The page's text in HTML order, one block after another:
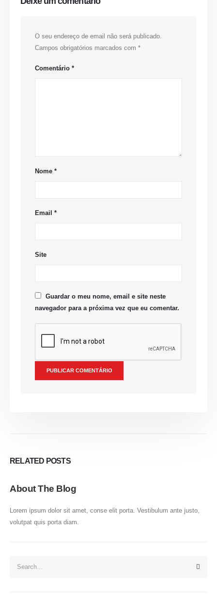
O seu endereço de email não será publicado.
Campos obrigatórios marcados com*
Comentário*
Nome*
Email*
Site
Guardar o meu nome, email e site neste
navegador para a próxima vez que eu comentar.
RELATED POSTS
About The Blog
Lorem ipsum dolor sit amet, conse elit porta. Vestibulum ante justo,
volutpat quis porta diam.